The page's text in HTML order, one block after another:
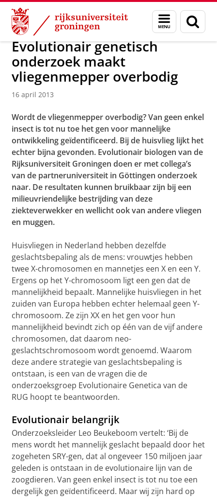
Skip
Content
Skip
Navigation
Menu
en
zoeken
Over ons Actueel Nieuws Nieuwsberichten
Evolutionair genetisch
onderzoek maakt
vliegenmepper overbodig
16 april 2013
Wordt de vliegenmepper overbodig? Van geen enkel
insect is tot nu toe het gen voor mannelijke
ontwikkeling geïdentificeerd. Bij de huisvlieg lijkt het
echter bijna gevonden. Evolutionair biologen van de
Rijksuniversiteit Groningen doen er met collega’s
van de partneruniversiteit in Göttingen onderzoek
naar. De resultaten kunnen bruikbaar zijn bij een
milieuvriendelijke bestrijding van deze
ziekteverwekker en wellicht ook van andere vliegen
en muggen.
Huisvliegen in Nederland hebben dezelfde
geslachtsbepaling als de mens: vrouwtjes hebben
twee X-chromosomen en mannetjes een X en een Y.
Ergens op het Y-chromosoom ligt een gen dat de
mannelijkheid bepaalt. Mannelijke huisvliegen in het
zuiden van Europa hebben echter helemaal geen Y-
chromosoom. Ze zijn XX en het gen voor hun
mannelijkheid bevindt zich op één van de vijf andere
chromosomen, dat daarom neo-
geslachtschromosoom wordt genoemd. Waarom
deze andere strategie van geslachtsbepaling is
ontstaan, is een van de vragen die de
onderzoeksgroep Evolutionaire Genetica van de
RUG hoopt te beantwoorden.
Evolutionair belangrijk
Onderzoeksleider Leo Beukeboom vertelt: ‘Bij de
mens wordt het mannelijk geslacht bepaald door het
zogeheten SRY-gen, dat al ongeveer 150 miljoen jaar
geleden is ontstaan in de evolutionaire lijn van de
zoogdieren. Van geen enkel insect is tot nu toe een
dergelijk gen geïdentificeerd. Maar wij zijn hard op